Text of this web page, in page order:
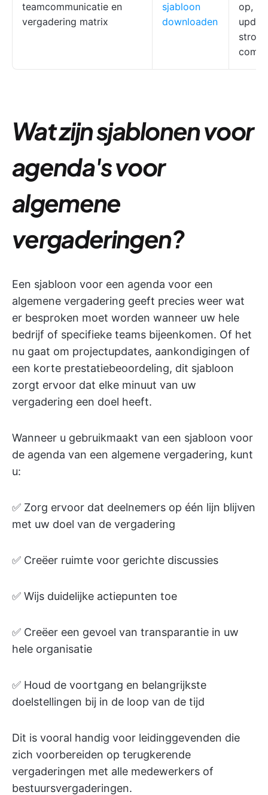
teamcommunicatie en
vergadering matrix
sjabloon
downloaden
op,
Wat zijn sjablonen voor
agenda's voor
algemene
vergaderingen?
Een sjabloon voor een agenda voor een
algemene vergadering geeft precies weer wat
er besproken moet worden wanneer uw hele
bedrijf of specifieke teams bijeenkomen. Of het
nu gaat om projectupdates, aankondigingen of
een korte prestatiebeoordeling, dit sjabloon
zorgt ervoor dat elke minuut van uw
vergadering een doel heeft.
Wanneer u gebruikmaakt van een sjabloon voor
de agenda van een algemene vergadering, kunt
u:
✅ Zorg ervoor dat deelnemers op één lijn blijven
met uw doel van de vergadering
✅ Creëer ruimte voor gerichte discussies
✅ Wijs duidelijke actiepunten toe
✅ Creëer een gevoel van transparantie in uw
hele organisatie
✅ Houd de voortgang en belangrijkste
doelstellingen bij in de loop van de tijd
Dit is vooral handig voor leidinggevenden die
zich voorbereiden op terugkerende
vergaderingen met alle medewerkers of
bestuursvergaderingen.